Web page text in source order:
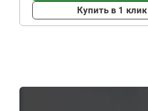
Купить в 1 клик